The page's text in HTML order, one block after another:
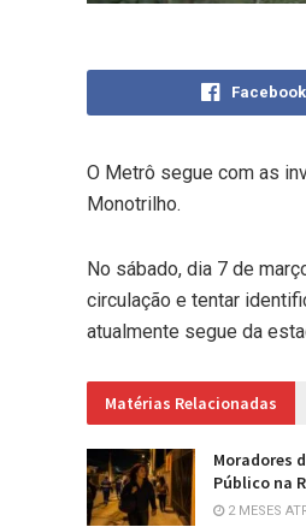
Facebook
O Metrô segue com as
Monotrilho.
No sábado, dia 7 de
circulação e tentar
atualmente segue da
Matérias Relacionadas
Moradores
Público na
2 MESES